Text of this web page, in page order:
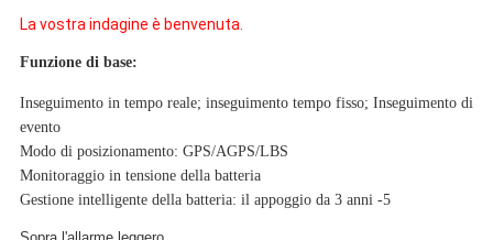
La vostra indagine è benvenuta.
Funzione di base:
Inseguimento in tempo reale; inseguimento tempo fisso; Inseguimento di
evento
Modo di posizionamento: GPS/AGPS/LBS
Monitoraggio in tensione della batteria
Gestione intelligente della batteria: il appoggio da 3 anni -5